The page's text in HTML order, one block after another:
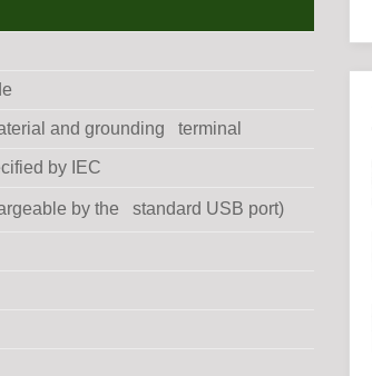
and grounding terminal
by IEC
by the standard USB port)